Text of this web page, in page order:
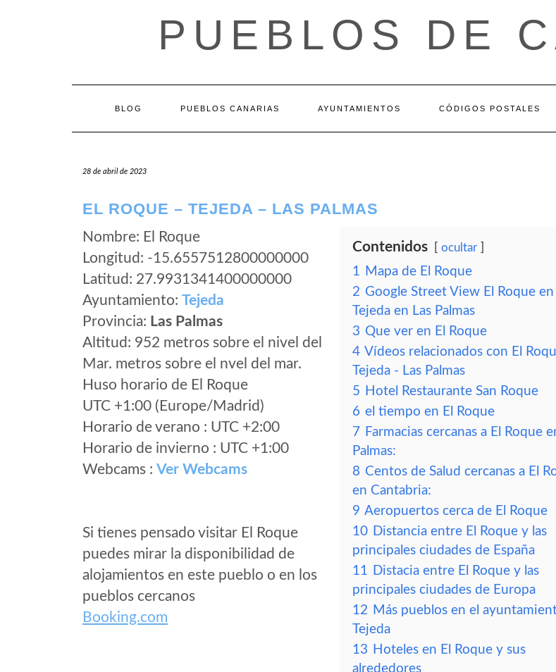
PUEBLOS DE
BLOG PUEBLOS CANARIAS AYUNTAMIENTOS CÓDIGOS POSTALES
28 de abril de 2023
EL ROQUE – TEJEDA – LAS PALMAS
Nombre: El Roque
Longitud: -15.6557512800000000
Latitud: 27.9931341400000000
Ayuntamiento: Tejeda
Provincia: Las Palmas
Altitud: 952 metros sobre el nivel del
Mar. metros sobre el nvel del mar.
Huso horario de El Roque
UTC +1:00 (Europe/Madrid)
Horario de verano : UTC +2:00
Horario de invierno : UTC +1:00
Webcams : Ver Webcams
Si tienes pensado visitar El Roque
puedes mirar la disponibilidad de
alojamientos en este pueblo o en los
pueblos cercanos
Booking.com
Contenidos ocultar
1 Mapa de El Roque
2 Google Street View El Roque en
Tejeda en Las Palmas
3 Que ver en El Roque
4 Vídeos relacionados con El
Tejeda - Las Palmas
5 Hotel Restaurante San Roque
6 el tiempo en El Roque
7 Farmacias cercanas a El Roque
Palmas:
8 Centos de Salud cercanas a El
en Cantabria:
9 Aeropuertos cerca de El Roque
10 Distancia entre El Roque y las
principales ciudades de España
11 Distacia entre El Roque y las
principales ciudades de Europa
12 Más pueblos en el
Tejeda
13 Hoteles en El Roque y sus
alrededores